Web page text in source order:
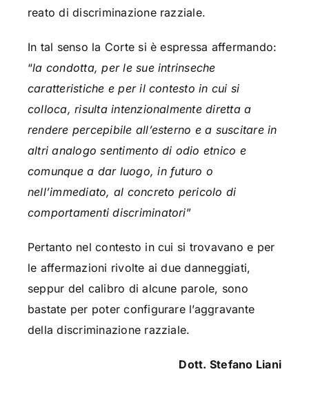
reato di discriminazione razziale.
In tal senso la Corte si è espressa affermando:
“la condotta, per le sue intrinseche
caratteristiche e per il contesto in cui si
colloca, risulta intenzionalmente diretta a
rendere percepibile all’esterno e a suscitare in
altri analogo sentimento di odio etnico e
comunque a dar luogo, in futuro o
nell’immediato, al concreto pericolo di
comportamenti discriminatori”
Pertanto nel contesto in cui si trovavano e per
le affermazioni rivolte ai due danneggiati,
seppur del calibro di alcune parole, sono
bastate per poter configurare l’aggravante
della discriminazione razziale.
Dott. Stefano Liani